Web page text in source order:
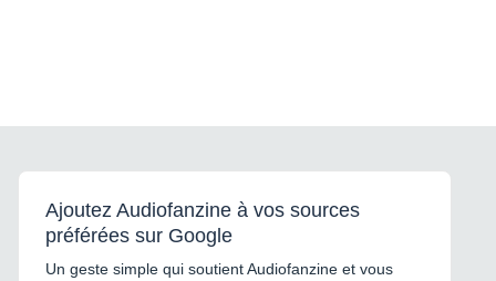
Ajoutez Audiofanzine à vos sources
préférées sur Google
Un geste simple qui soutient Audiofanzine et vous